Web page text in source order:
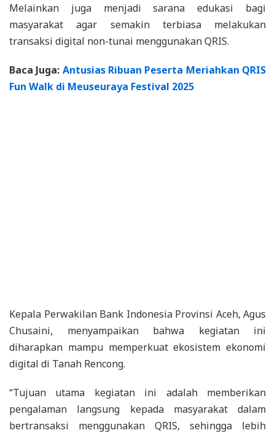
Melainkan juga menjadi sarana edukasi bagi
masyarakat agar semakin terbiasa melakukan
transaksi digital non-tunai menggunakan QRIS.
Baca Juga: Antusias Ribuan Peserta Meriahkan QRIS
Fun Walk di Meuseuraya Festival 2025
Kepala Perwakilan Bank Indonesia Provinsi Aceh, Agus
Chusaini, menyampaikan bahwa kegiatan ini
diharapkan mampu memperkuat ekosistem ekonomi
digital di Tanah Rencong.
“Tujuan utama kegiatan ini adalah memberikan
pengalaman langsung kepada masyarakat dalam
bertransaksi menggunakan QRIS, sehingga lebih